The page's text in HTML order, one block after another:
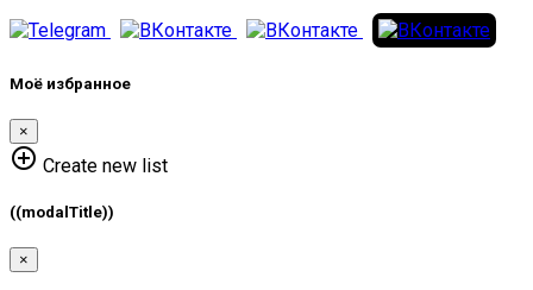
Моё избранное
×
add_circle_outline Create new list
((modalTitle))
×